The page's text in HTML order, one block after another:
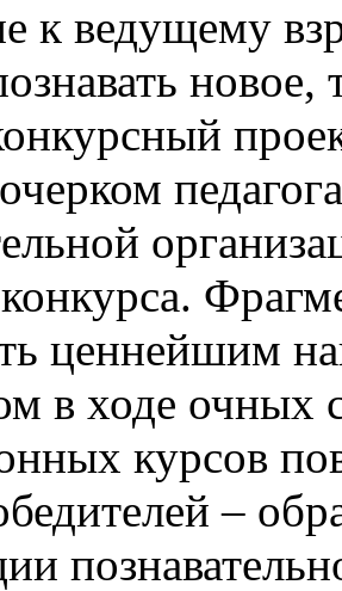
к ведущему
новое,
ценнейшим
в ходе очных
курсов
–